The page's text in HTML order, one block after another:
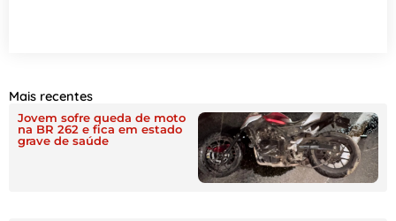
Mais recentes
Jovem sofre queda de moto
na BR 262 e fica em estado
grave de saúde